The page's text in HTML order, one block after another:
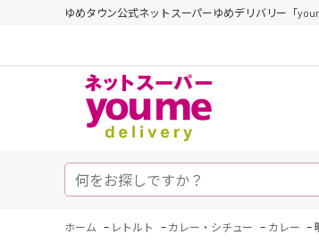
ゆめタウン公式ネットスーパーゆめデリバリー「
ホーム - レトルト - カレー・シチュー - カレー -